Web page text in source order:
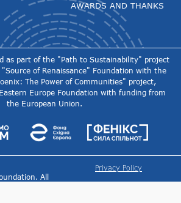
AWARDS AND THANKS
as part of the "Path to Sustainability" project
of Renaissance" Foundation with the
The Power of Communities" project,
Europe Foundation with funding from
the European Union.
All
Privacy Policy